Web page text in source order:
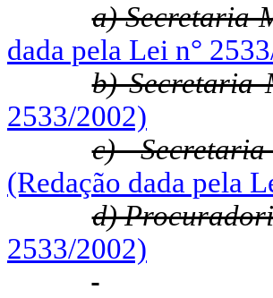
a) Secretaria
dada pela Lei n°
b) Secretaria
2533/2002)
c)
(Redação dada pela
d)
2533/2002)